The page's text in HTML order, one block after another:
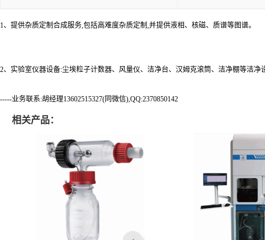
1、提供杂质定制合成服务,包括高难度杂质定制,并提供液相、核磁、质谱等图谱。
2、实验室仪器设备:尘埃粒子计数器、风量仪、洁净台、汉姆克滚筒、洁净棚等洁
-----业务联系:胡经理13602515327(同微信),QQ:2370850142
相关产品：